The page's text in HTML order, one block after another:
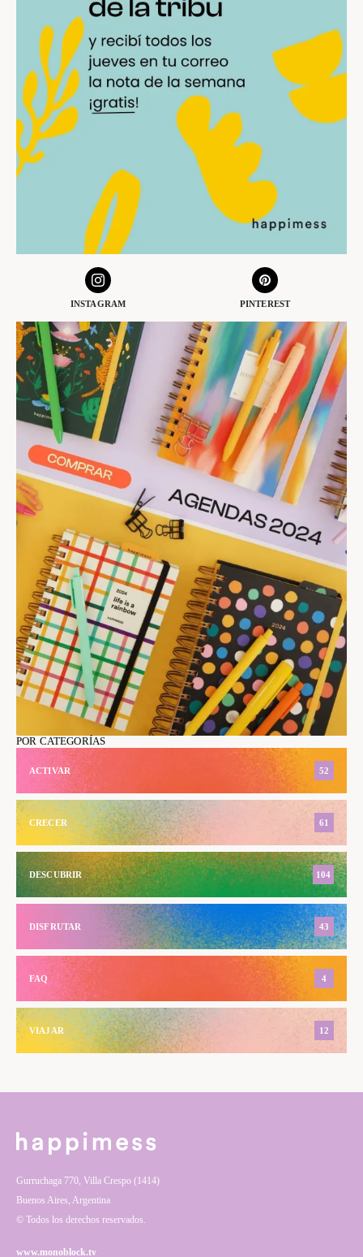
INSTAGRAM PINTEREST
POR CATEGORÍAS
ACTIVAR 52
CRECER 61
DESCUBRIR 104
DISFRUTAR 43
FAQ 4
VIAJAR 12
Gurruchaga 770, Villa Crespo (1414)
Buenos Aires, Argentina
© Todos los derechos reservados.
www.monoblock.tv